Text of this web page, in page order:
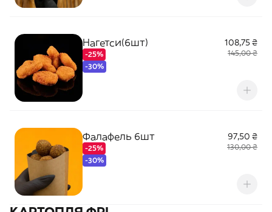
Нагетси(6шт)
-25%
-30%
108,75 ₴
145,00 ₴
Фалафель 6шт
-25%
-30%
97,50 ₴
130,00 ₴